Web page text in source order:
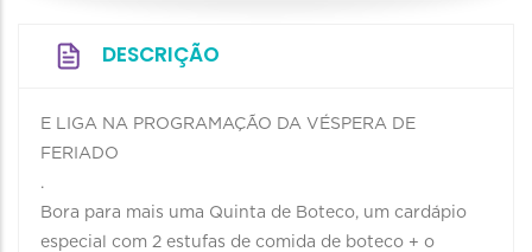
DESCRIÇÃO
E LIGA NA PROGRAMAÇÃO DA VÉSPERA DE
FERIADO
.
Bora para mais uma Quinta de Boteco, um cardápio
especial com 2 estufas de comida de boteco + o